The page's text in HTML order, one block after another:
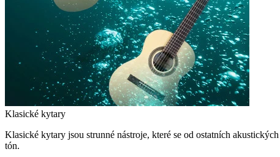
Klasické kytary
Klasické kytary jsou strunné nástroje, které se od ostatních
tón.